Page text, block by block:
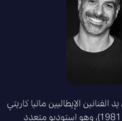
الإيطاليين ماتيا كاريتي
ولوكا كاميليني (من مواليد 1981)، وهو إستوديو متعدد